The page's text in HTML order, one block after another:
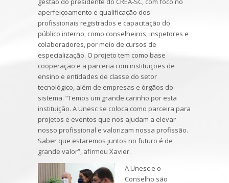
aperfeiçoamento e qualificação dos
profissionais registrados e capacitação do
público interno, como conselheiros, inspetores e
colaboradores, por meio de cursos de
especialização. O projeto tem como base
cooperação e a parceria com instituições de
ensino e entidades de classe do setor
tecnológico, além de empresas e órgãos do
sistema. “Temos um grande carinho por esta
instituição. A Unesc se coloca como parceira para
projetos e eventos que nos ajudam a elevar
nosso profissional e valorizam nossa profissão.
Saber que estaremos juntos no futuro é de
grande valor”, afirmou Xavier.
A Unesc e o
Conselho são